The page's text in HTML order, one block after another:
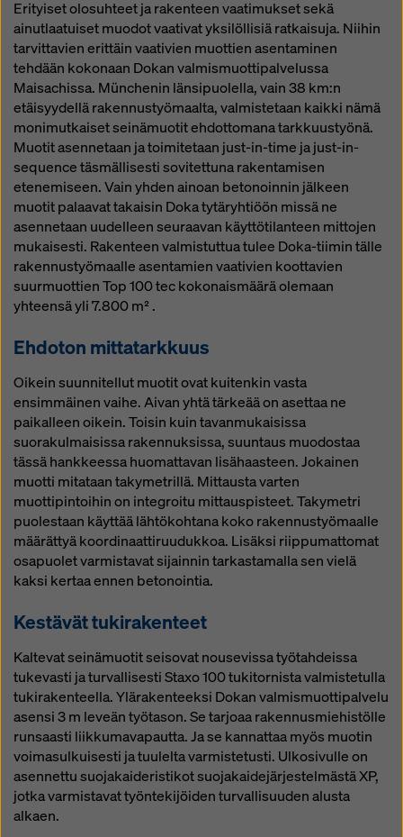
Erityiset olosuhteet ja rakenteen vaatimukset sekä
ainutlaatuiset muodot vaativat yksilöllisiä ratkaisuja. Niihin
tarvittavien erittäin vaativien muottien asentaminen
tehdään kokonaan Dokan valmismuottipalvelussa
Maisachissa. Münchenin länsipuolella, vain 38 km:n
etäisyydellä rakennustyömaalta, valmistetaan kaikki nämä
monimutkaiset seinämuotit ehdottomana tarkkuustyönä.
Muotit asennetaan ja toimitetaan just-in-time ja just-in-
sequence täsmällisesti sovitettuna rakentamisen
etenemiseen. Vain yhden ainoan betonoinnin jälkeen
muotit palaavat takaisin Doka tytäryhtiöön missä ne
asennetaan uudelleen seuraavan käyttötilanteen mittojen
mukaisesti. Rakenteen valmistuttua tulee Doka-tiimin tälle
rakennustyömaalle asentamien vaativien koottavien
suurmuottien Top 100 tec kokonaismäärä olemaan
yhteensä yli 7.800 m² .
Ehdoton mittatarkkuus
Oikein suunnitellut muotit ovat kuitenkin vasta
ensimmäinen vaihe. Aivan yhtä tärkeää on asettaa ne
paikalleen oikein. Toisin kuin tavanmukaisissa
suorakulmaisissa rakennuksissa, suuntaus muodostaa
tässä hankkeessa huomattavan lisähaasteen. Jokainen
muotti mitataan takymetrillä. Mittausta varten
muottipintoihin on integroitu mittauspisteet. Takymetri
puolestaan käyttää lähtökohtana koko rakennustyömaalle
määrättyä koordinaattiruudukkoa. Lisäksi riippumattomat
osapuolet varmistavat sijainnin tarkastamalla sen vielä
kaksi kertaa ennen betonointia.
Kestävät tukirakenteet
Kaltevat seinämuotit seisovat nousevissa työtahdeissa
tukevasti ja turvallisesti Staxo 100 tukitornista valmistetulla
tukirakenteella. Ylärakenteeksi Dokan valmismuottipalvelu
asensi 3 m leveän työtason. Se tarjoaa rakennusmiehistölle
runsaasti liikkumavapautta. Ja se kannattaa myös muotin
voimasulkuisesti ja tuulelta varmistetusti. Ulkosivulle on
asennettu suojakaideristikot suojakaidejärjestelmästä XP,
jotka varmistavat työntekijöiden turvallisuuden alusta
alkaen.